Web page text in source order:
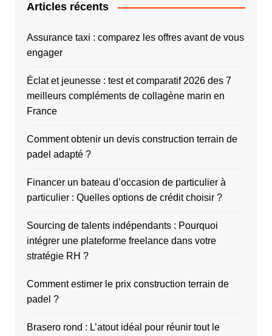
Articles récents
Assurance taxi : comparez les offres avant de vous
engager
Éclat et jeunesse : test et comparatif 2026 des 7
meilleurs compléments de collagène marin en
France
Comment obtenir un devis construction terrain de
padel adapté ?
Financer un bateau d’occasion de particulier à
particulier : Quelles options de crédit choisir ?
Sourcing de talents indépendants : Pourquoi
intégrer une plateforme freelance dans votre
stratégie RH ?
Comment estimer le prix construction terrain de
padel ?
Brasero rond : L’atout idéal pour réunir tout le